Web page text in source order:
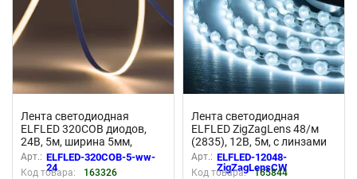
Лента светодиодная
ELFLED 320COB диодов,
24В, 5м, ширина 5мм,
белый теплый 2800-3300К
Арт.: ELFLED-320COB-5-ww-
24
Код товара:
163326
Лента светодиодная
ELFLED ZigZagLens 48/м
(2835), 12В, 5м, с линзами
170гр, белый холодный
11000К
Арт.: ELFLED-12048-
ZigZagLensCW
Код товара:
165844